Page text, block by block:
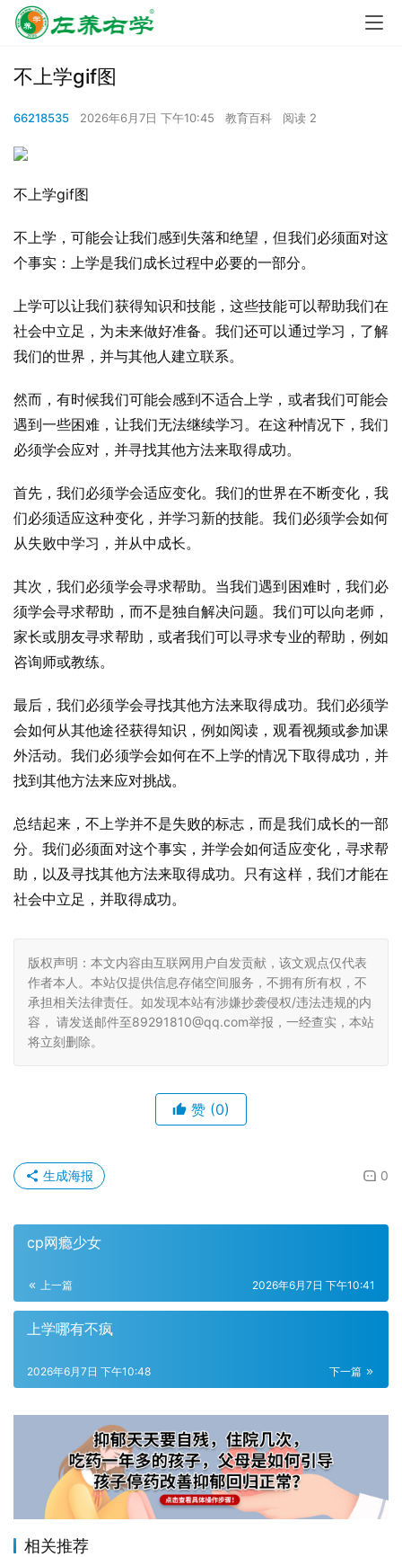
不上学gif图
66218535 2026年6月7日 下午10:45 教育百科 阅读 2
不上学gif图
不上学，可能会让我们感到失落和绝望，但我们必须面对这
个事实：上学是我们成长过程中必要的一部分。
上学可以让我们获得知识和技能，这些技能可以帮助我们在
社会中立足，为未来做好准备。我们还可以通过学习，了解
我们的世界，并与其他人建立联系。
然而，有时候我们可能会感到不适合上学，或者我们可能会
遇到一些困难，让我们无法继续学习。在这种情况下，我们
必须学会应对，并寻找其他方法来取得成功。
首先，我们必须学会适应变化。我们的世界在不断变化，我
们必须适应这种变化，并学习新的技能。我们必须学会如何
从失败中学习，并从中成长。
其次，我们必须学会寻求帮助。当我们遇到困难时，我们必
须学会寻求帮助，而不是独自解决问题。我们可以向老师，
家长或朋友寻求帮助，或者我们可以寻求专业的帮助，例如
咨询师或教练。
最后，我们必须学会寻找其他方法来取得成功。我们必须学
会如何从其他途径获得知识，例如阅读，观看视频或参加课
外活动。我们必须学会如何在不上学的情况下取得成功，并
找到其他方法来应对挑战。
总结起来，不上学并不是失败的标志，而是我们成长的一部
分。我们必须面对这个事实，并学会如何适应变化，寻求帮
助，以及寻找其他方法来取得成功。只有这样，我们才能在
社会中立足，并取得成功。
版权声明：本文内容由互联网用户自发贡献，该文观点仅代表
作者本人。本站仅提供信息存储空间服务，不拥有所有权，不
承担相关法律责任。如发现本站有涉嫌抄袭侵权/违法违规的内
容， 请发送邮件至89291810@qq.com举报，一经查实，本站
将立刻删除。
赞 (0)
0
生成海报
cp网瘾少女
上一篇 2026年6月7日 下午10:41
上学哪有不疯
下一篇
2026年6月7日 下午10:48
相关推荐